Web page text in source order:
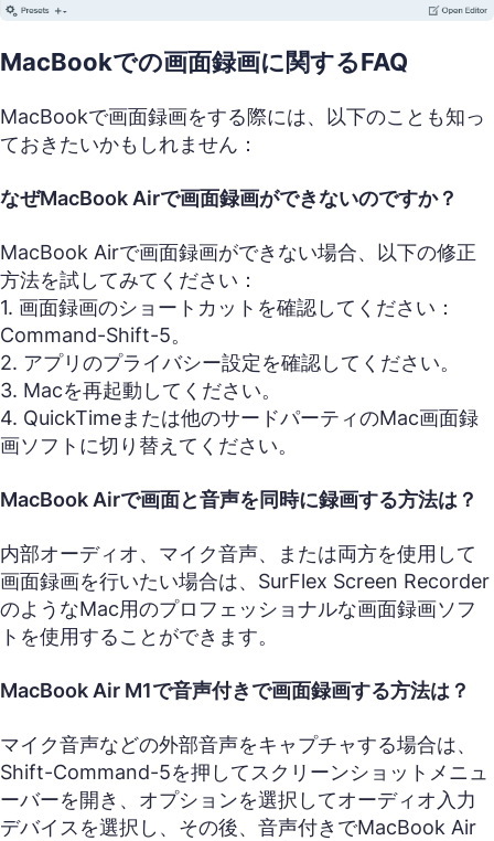
MacBookでの画面録画に関するFAQ
MacBookで画面録画をする際には、以下のことも知っ
ておきたいかもしれません：
なぜMacBook Airで画面録画ができないのですか？
MacBook Airで画面録画ができない場合、以下の修正
方法を試してみてください：
1. 画面録画のショートカットを確認してください：
Command-Shift-5。
2. アプリのプライバシー設定を確認してください。
3. Macを再起動してください。
4. QuickTimeまたは他のサードパーティのMac画面録
画ソフトに切り替えてください。
MacBook Airで画面と音声を同時に録画する方法は？
内部オーディオ、マイク音声、または両方を使用して
画面録画を行いたい場合は、SurFlex Screen Recorder
のようなMac用のプロフェッショナルな画面録画ソフ
トを使用することができます。
MacBook Air M1で音声付きで画面録画する方法は？
マイク音声などの外部音声をキャプチャする場合は、
Shift-Command-5を押してスクリーンショットメニュ
ーバーを開き、オプションを選択してオーディオ入力
デバイスを選択し、その後、音声付きでMacBook Air